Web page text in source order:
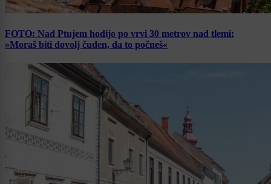
FOTO: Nad Ptujem hodijo po vrvi 30 metrov nad tlemi:
»Moraš biti dovolj čuden, da to počneš«